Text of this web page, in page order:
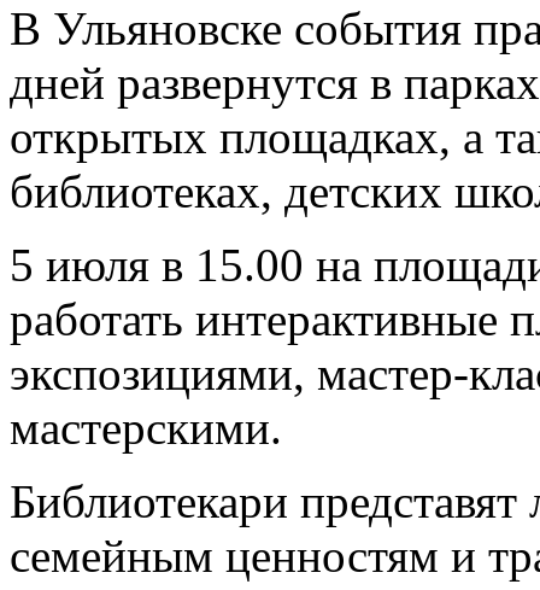
В Ульяновске события
дней развернутся в
открытых площадках, а
библиотеках, детских
5 июля в 15.00 на
работать
экспозициями, мастер-
мастерскими.
Библиотекари
семейным ценностям и